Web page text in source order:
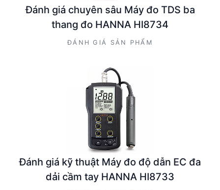
Đánh giá chuyên sâu Máy đo TDS ba
thang đo HANNA HI8734
ĐÁNH GIÁ SẢN PHẨM
Đánh giá kỹ thuật Máy đo độ dẫn EC đa
dải cầm tay HANNA HI8733